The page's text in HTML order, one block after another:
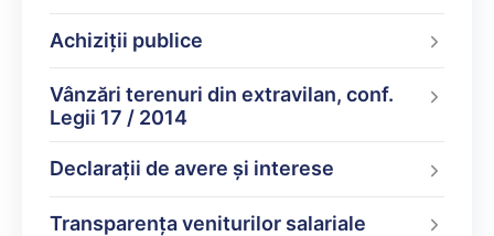
Achiziții publice
Vânzări terenuri din extravilan, conf.
Legii 17 / 2014
Declarații de avere şi interese
Transparența veniturilor salariale